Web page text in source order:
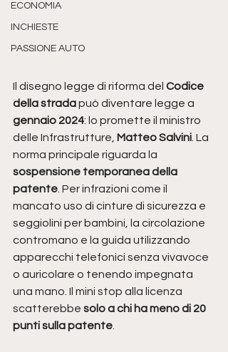
ECONOMIA
INCHIESTE
PASSIONE AUTO
Il disegno legge di riforma del Codice
della strada può diventare legge a
gennaio 2024: lo promette il ministro
delle Infrastrutture, Matteo Salvini . La
norma principale riguarda la
sospensione temporanea della
patente . Per infrazioni come il
mancato uso di cinture di sicurezza e
seggiolini per bambini, la circolazione
contromano e la guida utilizzando
apparecchi telefonici senza vivavoce
o auricolare o tenendo impegnata
una mano. Il mini stop alla licenza
scatterebbe solo a chi ha meno di 20
punti sulla patente